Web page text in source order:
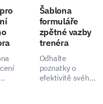
Šablona
formuláře
zpětné vazby
trenéra
Odhalte
poznatky o
efektivitě svého